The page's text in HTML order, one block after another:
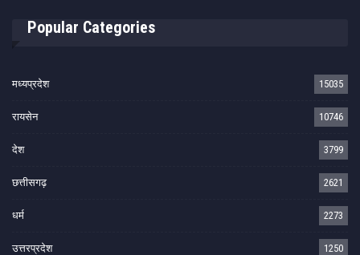
Popular Categories
मध्यप्रदेश 15035
रायसेन 10746
देश 3799
छत्तीसगढ़ 2621
धर्म 2273
उत्तरप्रदेश 1250